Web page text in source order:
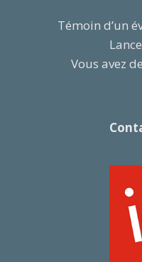
Témoin d’un
Vous avez